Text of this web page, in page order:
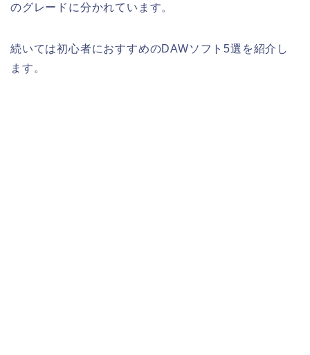
のグレードに分かれています。
続いては初心者におすすめのDAWソフト5選を紹介し
ます。